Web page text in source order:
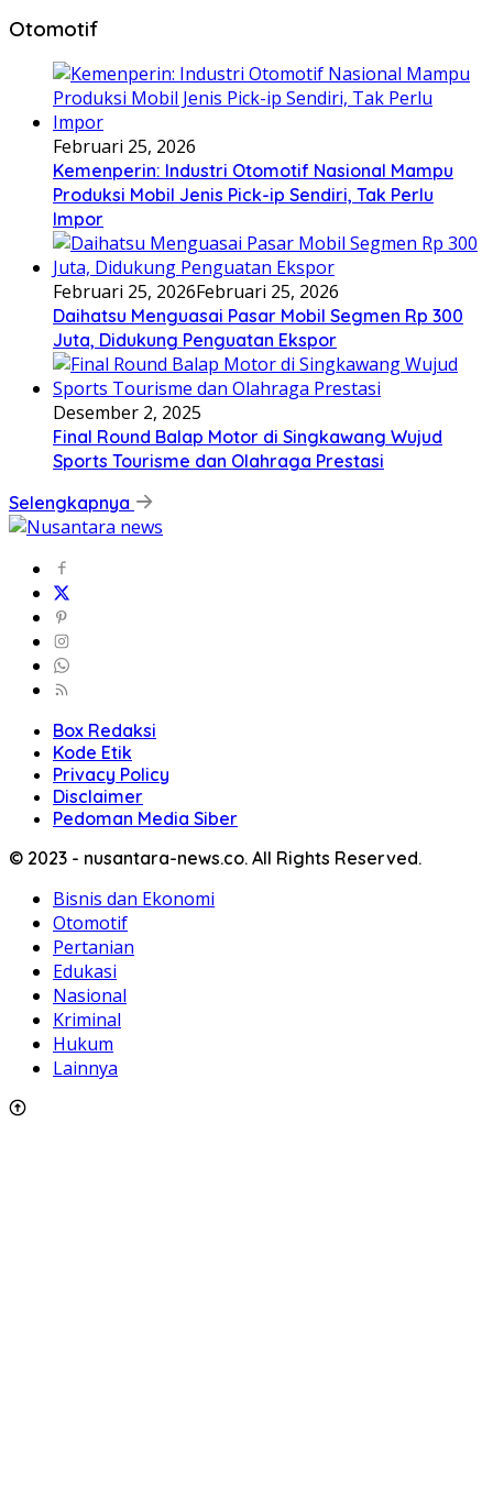
Otomotif
Februari 25, 2026
Kemenperin: Industri Otomotif Nasional Mampu
Produksi Mobil Jenis Pick-ip Sendiri, Tak Perlu
Impor
Februari 25, 2026Februari 25, 2026
Daihatsu Menguasai Pasar Mobil Segmen Rp 300
Juta, Didukung Penguatan Ekspor
Desember 2, 2025
Final Round Balap Motor di Singkawang Wujud
Sports Tourisme dan Olahraga Prestasi
Selengkapnya
Box Redaksi
Kode Etik
Privacy Policy
Disclaimer
Pedoman Media Siber
© 2023 - nusantara-news.co. All Rights Reserved.
Bisnis dan Ekonomi
Otomotif
Pertanian
Edukasi
Nasional
Kriminal
Hukum
Lainnya